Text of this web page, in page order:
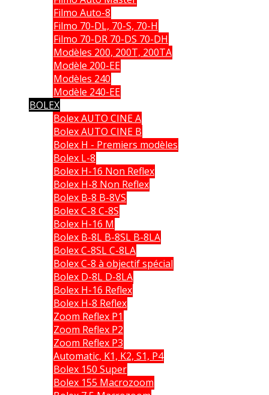
Filmo Auto-8
Filmo 70-DL, 70-S, 70-H
Filmo 70-DR 70-DS 70-DH
Modèles 200, 200T, 200TA
Modèle 200-EE
Modèles 240
Modèle 240-EE
BOLEX
Bolex AUTO CINE A
Bolex AUTO CINE B
Bolex H - Premiers modèles
Bolex L-8
Bolex H-16 Non Reflex
Bolex H-8 Non Reflex
Bolex B-8 B-8VS
Bolex C-8 C-8S
Bolex H-16 M
Bolex B-8L B-8SL B-8LA
Bolex C-8SL C-8LA
Bolex C-8 à objectif spécial
Bolex D-8L D-8LA
Bolex H-16 Reflex
Bolex H-8 Reflex
Zoom Reflex P1
Zoom Reflex P2
Zoom Reflex P3
Automatic, K1, K2, S1, P4
Bolex 150 Super
Bolex 155 Macrozoom